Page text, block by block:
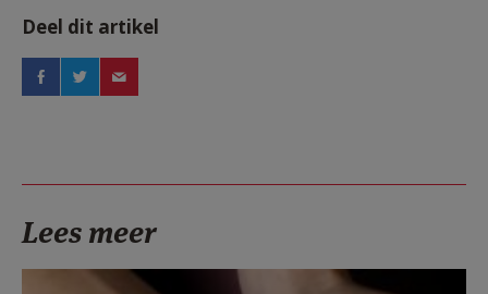
Deel dit artikel
Lees meer